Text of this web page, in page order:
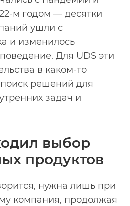
м годом — десятки
ушли с
и изменилось
Для UDS эти
в каком-то
решений для
задач и
выбор
продуктов
нужна лишь при
компания, продолжая